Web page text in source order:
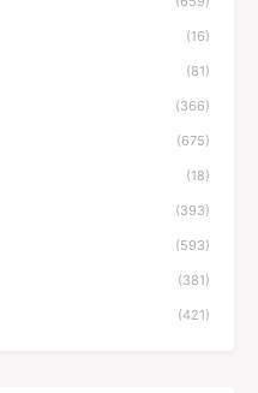
(16)
(81)
(366)
(675)
(18)
(393)
(593)
(381)
(421)